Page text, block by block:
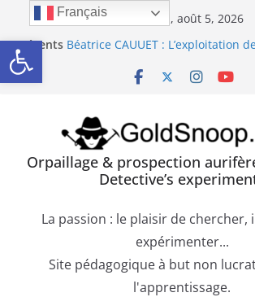
Ouvrir la barre
Passer
contenu
mercredi, août 5, 2026
Récents
:
bedrock
Béatrice CAUUET : L’exploitation de
l’Europe Antique (Hispania, Gallia,
confirmer la présence d’or dans
aurifère ?
Trouver de l’or sur les failles du
dépôts aurifères et les moquettes
Orpaillage : chercher de l’or dans
Orpaillage & prospection
Detective’s
La passion : le plaisir de chercher,
expérimenter...
Site pédagogique à but non
l'apprentissage.
Français